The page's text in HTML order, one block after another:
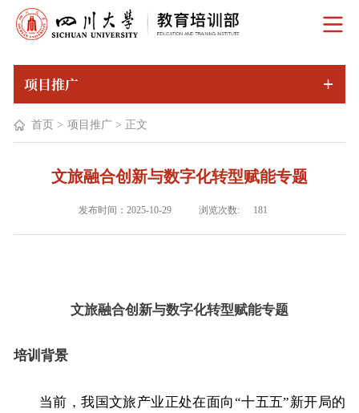
项目推广
首页 > 项目推广 > 正文
文旅融合创新与数字化转型赋能专题
发布时间：2025-10-29 浏览次数: 181
文旅融合创新与数字化转型赋能专题
培训背景
当前，我国文旅产业正处在面向“十五五”新开局的